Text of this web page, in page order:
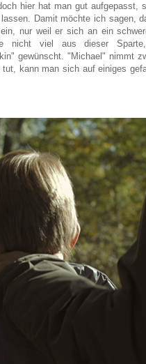
hier hat man gut aufgepasst,
Damit möchte ich sagen,
nur weil er sich an ein
nicht viel aus dieser
gewünscht. "Michael" nimmt
kann man sich auf einiges